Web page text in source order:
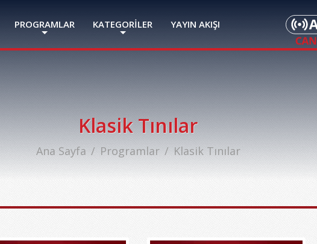
PROGRAMLAR KATEGORİLER YAYIN AKIŞI
Klasik Tınılar
Ana Sayfa Programlar Klasik Tınılar